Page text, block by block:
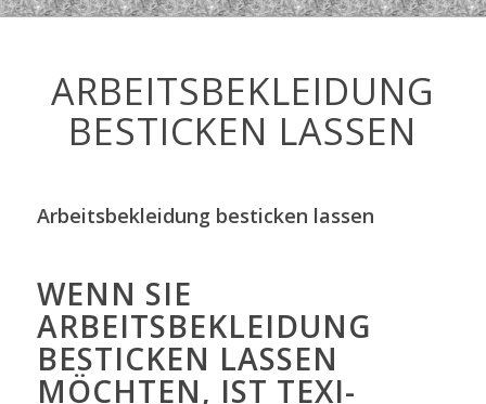
ARBEITSBEKLEIDUNG
BESTICKEN LASSEN
Arbeitsbekleidung besticken lassen
WENN SIE
ARBEITSBEKLEIDUNG
BESTICKEN LASSEN
MÖCHTEN, IST TEXI-